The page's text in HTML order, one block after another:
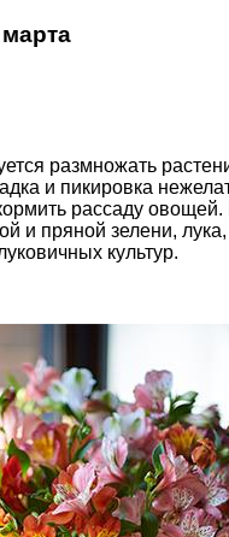
размножать
и пикировка
рассаду овощей.
и пряной зелени,
культур.